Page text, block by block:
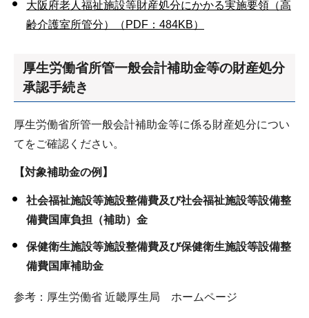
大阪府老人福祉施設等財産処分にかかる実施要領（高
齢介護室所管分）（PDF：484KB）
厚生労働省所管一般会計補助金等の財産処分
承認手続き
厚生労働省所管一般会計補助金等に係る財産処分につい
てをご確認ください。
【対象補助金の例】
社会福祉施設等施設整備費及び社会福祉施設等設備整
備費国庫負担（補助）金
保健衛生施設等施設整備費及び保健衛生施設等設備整
備費国庫補助金
参考：厚生労働省 近畿厚生局 ホームページ